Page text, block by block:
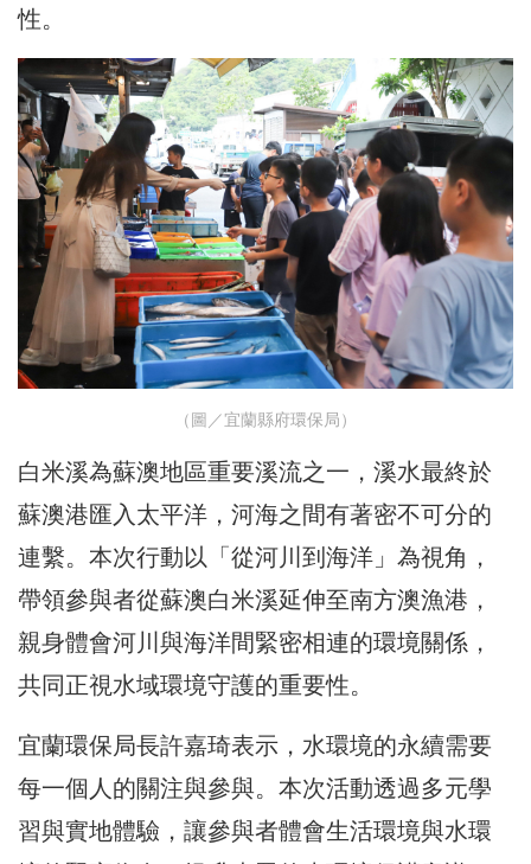
性。
（圖／宜蘭縣府環保局）
白米溪為蘇澳地區重要溪流之一，溪水最終於
蘇澳港匯入太平洋，河海之間有著密不可分的
連繫。本次行動以「從河川到海洋」為視角，
帶領參與者從蘇澳白米溪延伸至南方澳漁港，
親身體會河川與海洋間緊密相連的環境關係，
共同正視水域環境守護的重要性。
宜蘭環保局長許嘉琦表示，水環境的永續需要
每一個人的關注與參與。本次活動透過多元學
習與實地體驗，讓參與者體會生活環境與水環